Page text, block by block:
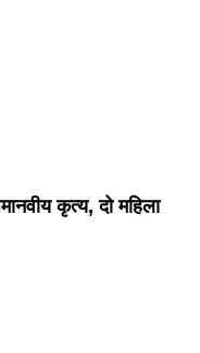
कृत्य, दो महिला